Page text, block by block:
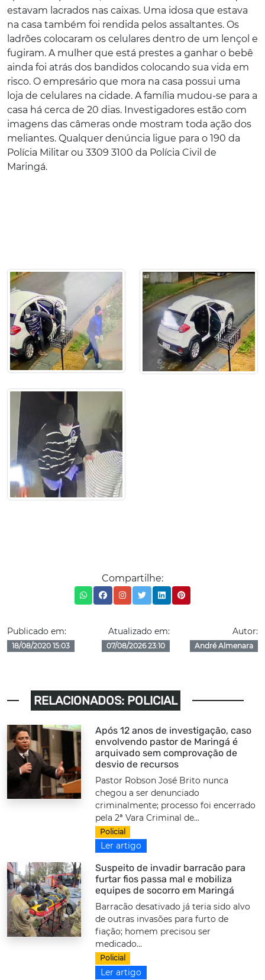
estavam lacrados nas caixas. Uma idosa que estava
na casa também foi rendida pelos assaltantes. Os
ladrões colocaram os celulares dentro de um lençol e
fugiram. A mulher que está prestes a ganhar o bebê
ainda foi atrás dos bandidos colocando sua vida em
risco. O empresário que mora na casa possui uma
loja de celulares na cidade. A família mudou-se para a
casa há cerca de 20 dias. Investigadores estão com
imagens das câmeras onde mostram toda ação dos
meliantes. Qualquer denúncia ligue para o 190 da
Polícia Militar ou 3309 3100 da Polícia Civil de
Maringá.
Compartilhe:
Publicado em:
18/08/2020 15:03
Atualizado em:
07/08/2026 23:10
Autor:
André Almenara
RELACIONADOS: POLICIAL
Após 12 anos de investigação, caso
envolvendo pastor de Maringá é
arquivado sem comprovação de
desvio de recursos
Pastor Robson José Brito nunca
chegou a ser denunciado
criminalmente; processo foi encerrado
pela 2ª Vara Criminal de...
Policial
Ler artigo
Suspeito de invadir barracão para
furtar fios passa mal e mobiliza
equipes de socorro em Maringá
Barracão desativado já teria sido alvo
de outras invasões para furto de
fiação; homem precisou ser
medicado...
Policial
Ler artigo